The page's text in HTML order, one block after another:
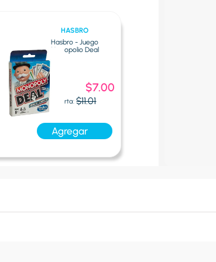
HASBRO
Hasbro - Juego
Monopolio Deal
Oferta:$11.01
Oferta
Express:
$7.00
Agregar